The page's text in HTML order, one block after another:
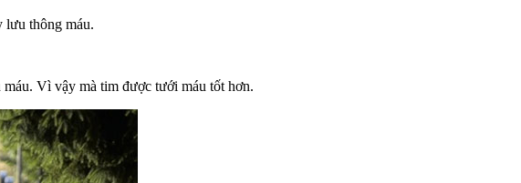
lưu thông máu.
Vì vậy mà tim được tưới máu tốt hơn.